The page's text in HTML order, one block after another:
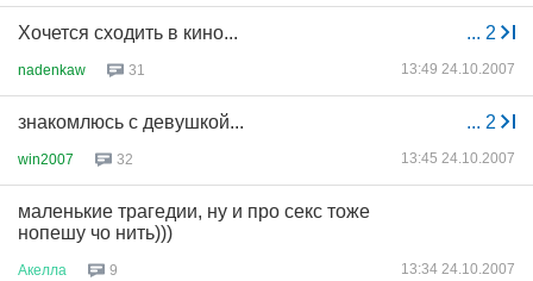
... 2
Хочется сходить в кино...
nadenkaw 31 13:49 24.10.2007
... 2
знакомлюсь с девушкой...
win2007 32 13:45 24.10.2007
маленькие трагедии, ну и про секс тоже
нопешу чо нить)))
Акелла 9 13:34 24.10.2007